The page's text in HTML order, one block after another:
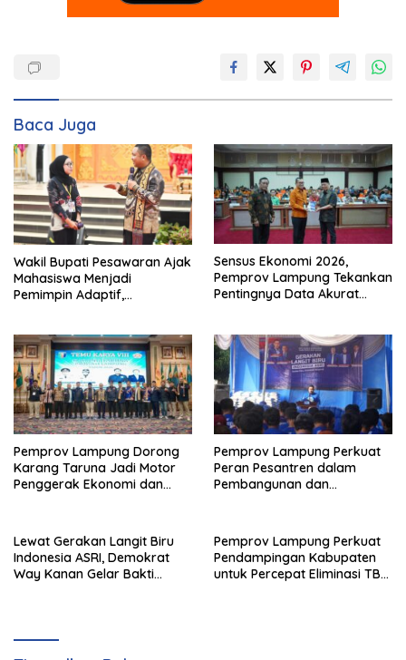
Baca Juga
Wakil Bupati Pesawaran Ajak
Mahasiswa Menjadi
Pemimpin Adaptif,
Sensus Ekonomi 2026,
Pemprov Lampung Tekankan
Pentingnya Data Akurat
Pemprov Lampung Dorong
Karang Taruna Jadi Motor
Penggerak Ekonomi dan
Pemprov Lampung Perkuat
Peran Pesantren dalam
Pembangunan dan
Lewat Gerakan Langit Biru
Indonesia ASRI, Demokrat
Way Kanan Gelar Bakti
Pemprov Lampung Perkuat
Pendampingan Kabupaten
untuk Percepat Eliminasi TBC